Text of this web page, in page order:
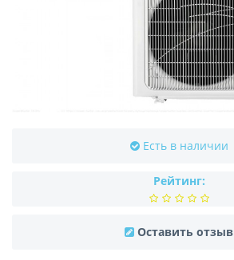
Есть в наличии
Рейтинг:
Оставить отзыв